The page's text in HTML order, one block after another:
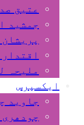
عتیق
جمشید
ملیحہ
ایکسپرس
جاوید